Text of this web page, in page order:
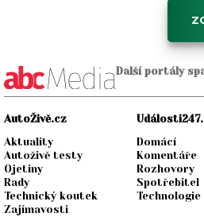
Další portály
AutoŽivě.cz
Aktuality
Autoživě testy
Ojetiny
Rady
Technický koutek
Zajímavosti
Domácí
Komentáře
Rozhovory
Spotřebitel
Technologie